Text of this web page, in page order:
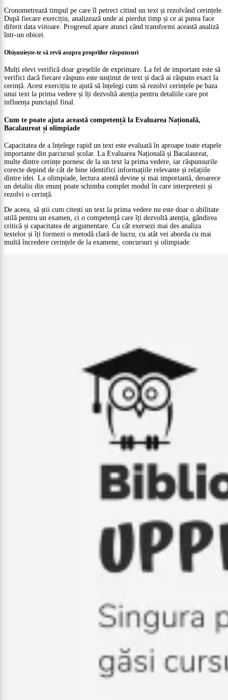
Cronometrează timpul pe care îl petreci citind un text și rezolvând cerințele.
După fiecare exercițiu, analizează unde ai pierdut timp și ce ai putea face
diferit data viitoare. Progresul apare atunci când transformi această analiză
într-un obicei.
Obișnuiește-te să revii asupra propriilor răspunsuri
Mulți elevi verifică doar greșelile de exprimare. La fel de important este să
verifici dacă fiecare răspuns este susținut de text și dacă ai răspuns exact la
cerință. Acest exercițiu te ajută să înțelegi cum să rezolvi cerințele pe baza
unui text la prima vedere și îți dezvoltă atenția pentru detaliile care pot
influența punctajul final.
Cum te poate ajuta această competență la Evaluarea Națională,
Bacalaureat și olimpiade
Capacitatea de a înțelege rapid un text este evaluată în aproape toate etapele
importante din parcursul școlar. La Evaluarea Națională și Bacalaureat,
multe dintre cerințe pornesc de la un text la prima vedere, iar răspunsurile
corecte depind de cât de bine identifici informațiile relevante și relațiile
dintre idei. La olimpiade, lectura atentă devine și mai importantă, deoarece
un detaliu din enunț poate schimba complet modul în care interpretezi și
rezolvi o cerință.
De aceea, să știi cum citești un text la prima vedere nu este doar o abilitate
utilă pentru un examen, ci o competență care îți dezvoltă atenția, gândirea
critică și capacitatea de argumentare. Cu cât exersezi mai des analiza
textelor și îți formezi o metodă clară de lucru, cu atât vei aborda cu mai
multă încredere cerințele de la examene, concursuri și olimpiade.